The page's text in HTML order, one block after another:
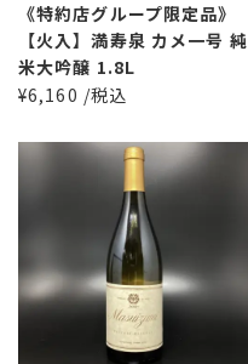
《特約店グループ限定品》
【火入】満寿泉 カメ一号 純
米大吟醸 1.8L
¥6,160 /税込